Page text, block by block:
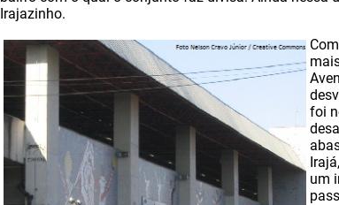
Irajazinho.
foi
um